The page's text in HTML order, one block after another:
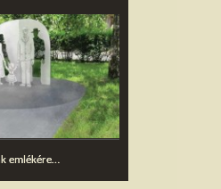
emlékére…